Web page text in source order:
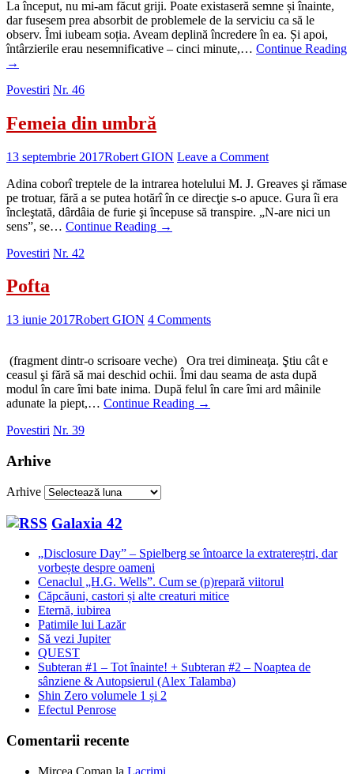
La început, nu mi-am făcut griji. Poate existaseră semne și înainte,
dar fusesem prea absorbit de problemele de la serviciu ca să le
observ. Îmi iubeam soția. Aveam deplină încredere în ea. Și apoi,
întârzierile erau nesemnificative – cinci minute,… Continue Reading
→
Povestiri Nr. 46
Femeia din umbră
13 septembrie 2017Robert GION Leave a Comment
Adina coborî treptele de la intrarea hotelului M. J. Greaves şi rămase
pe trotuar, fără a se putea hotărî în ce direcţie s-o apuce. Gura îi era
încleştată, dârdâia de furie şi începuse să transpire. „N-are nici un
sens”, se… Continue Reading →
Povestiri Nr. 42
Pofta
13 iunie 2017Robert GION 4 Comments
(fragment dintr-o scrisoare veche) Ora trei dimineaţa. Ştiu cât e
ceasul şi fără să mai deschid ochii. Îmi dau seama de asta după
modul în care îmi bate inima. După felul în care îmi ard mâinile
adunate la piept,… Continue Reading →
Povestiri Nr. 39
Arhive
Arhive
Galaxia 42
„Disclosure Day” – Spielberg se întoarce la extratereștri, dar
vorbește despre oameni
Cenaclul „H.G. Wells”. Cum se (p)repară viitorul
Căpcăuni, castori și alte creaturi mitice
Eternă, iubirea
Patimile lui Lazăr
Să vezi Jupiter
QUEST
Subteran #1 – Tot înainte! + Subteran #2 – Noaptea de
sânziene & Autopsierul (Alex Talamba)
Shin Zero volumele 1 și 2
Efectul Penrose
Comentarii recente
Mircea Coman la Lacrimi